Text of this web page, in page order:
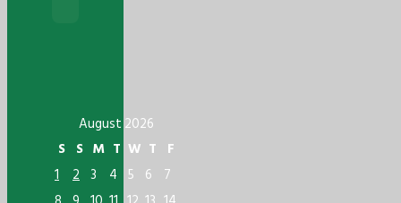
August 2026
S S M T W T F
1 2 3 4 5 6 7